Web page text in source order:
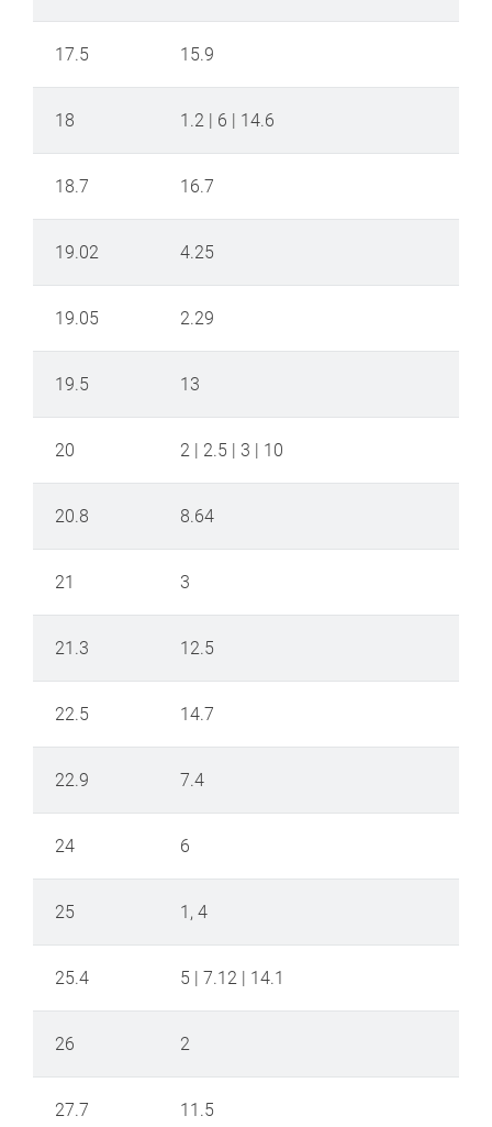
17.5 15.9
18 1.2 | 6 | 14.6
18.7 16.7
19.02 4.25
19.05 2.29
19.5 13
20 2 | 2.5 | 3 | 10
20.8 8.64
21 3
21.3 12.5
22.5 14.7
22.9 7.4
24 6
25 1, 4
25.4 5 | 7.12 | 14.1
26 2
27.7 11.5